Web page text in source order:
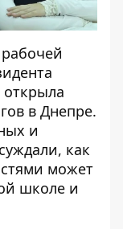
в Днепре.
и
как
может
школе и